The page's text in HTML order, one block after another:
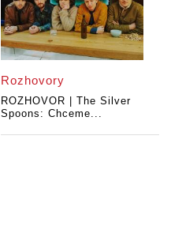
Rozhovory
ROZHOVOR | The Silver
Spoons: Chceme...